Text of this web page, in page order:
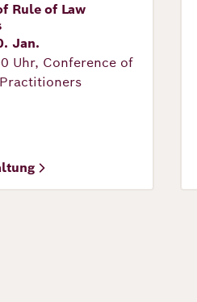
Wee, Kopenhagen
Rule of Law
Jan.
Uhr, Conference of